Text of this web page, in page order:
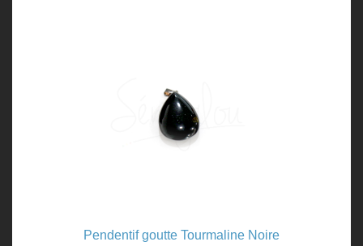
Pendentif goutte Tourmaline Noire